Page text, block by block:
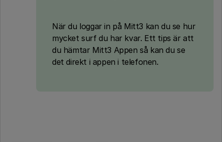
När du loggar in på Mitt3 kan du se hur
mycket surf du har kvar. Ett tips är att
du hämtar Mitt3 Appen så kan du se
det direkt i appen i telefonen.